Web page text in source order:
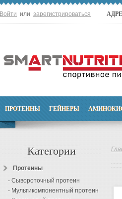
Войти или зарегистрироваться
ПРОТЕИНЫ ГЕЙНЕРЫ
Категории
Протеины
- Сывороточный протеин
- Мультикомпонентный протеин